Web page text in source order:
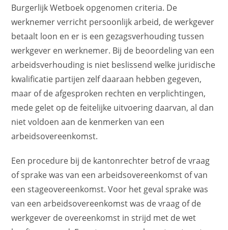
Burgerlijk Wetboek opgenomen criteria. De
werknemer verricht persoonlijk arbeid, de werkgever
betaalt loon en er is een gezagsverhouding tussen
werkgever en werknemer. Bij de beoordeling van een
arbeidsverhouding is niet beslissend welke juridische
kwalificatie partijen zelf daaraan hebben gegeven,
maar of de afgesproken rechten en verplichtingen,
mede gelet op de feitelijke uitvoering daarvan, al dan
niet voldoen aan de kenmerken van een
arbeidsovereenkomst.
Een procedure bij de kantonrechter betrof de vraag
of sprake was van een arbeidsovereenkomst of van
een stageovereenkomst. Voor het geval sprake was
van een arbeidsovereenkomst was de vraag of de
werkgever de overeenkomst in strijd met de wet